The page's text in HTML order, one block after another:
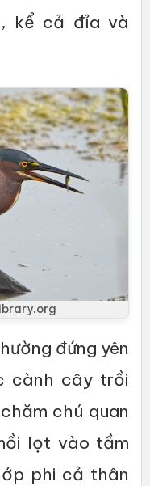
kể cả đỉa và
đứng yên
cành cây trồi
chú quan
lọt vào tầm
phi cả thân